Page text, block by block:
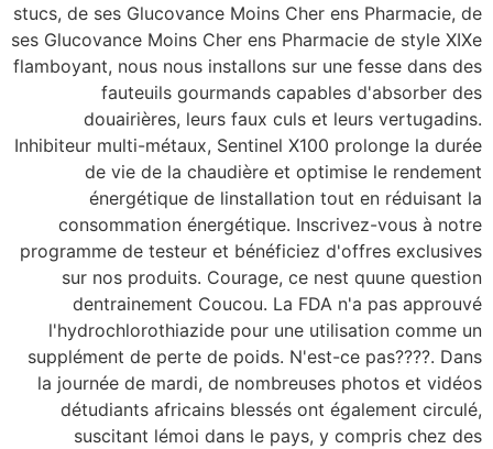
stucs, de ses Glucovance Moins Cher ens Pharmacie, de
ses Glucovance Moins Cher ens Pharmacie de style XIXe
flamboyant, nous nous installons sur une fesse dans des
fauteuils gourmands capables d'absorber des
douairières, leurs faux culs et leurs vertugadins.
Inhibiteur multi-métaux, Sentinel X100 prolonge la durée
de vie de la chaudière et optimise le rendement
énergétique de linstallation tout en réduisant la
consommation énergétique. Inscrivez-vous à notre
programme de testeur et bénéficiez d'offres exclusives
sur nos produits. Courage, ce nest quune question
dentrainement Coucou. La FDA n'a pas approuvé
l'hydrochlorothiazide pour une utilisation comme un
supplément de perte de poids. N'est-ce pas????. Dans
la journée de mardi, de nombreuses photos et vidéos
détudiants africains blessés ont également circulé,
suscitant lémoi dans le pays, y compris chez des